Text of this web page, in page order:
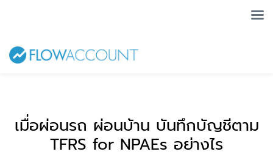
เมื่อผ่อนรถ ผ่อนบ้าน บันทึกบัญชีตาม
TFRS for NPAEs อย่างไร